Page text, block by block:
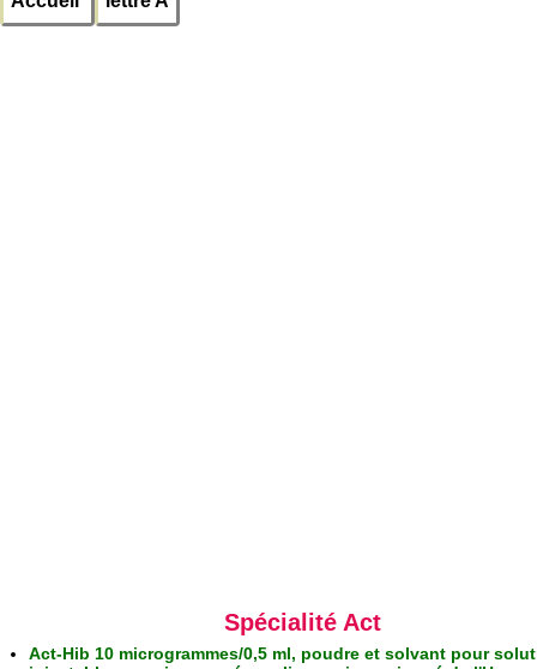
Spécialité Act
Act-Hib 10 microgrammes/0,5 ml, poudre et solvant pour